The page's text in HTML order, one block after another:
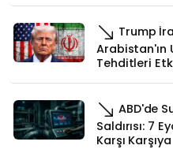
Trump
Arabistan'ın
Tehditleri
ABD'de
Saldırısı: 7
Karşı Karşıya